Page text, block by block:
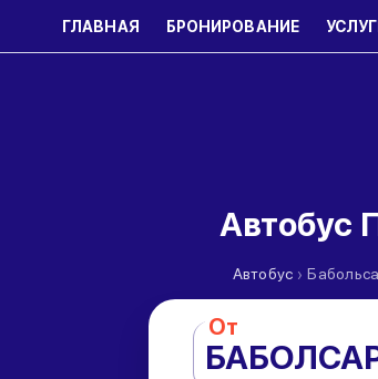
ГЛАВНАЯ БРОНИРОВАНИЕ
Автобус
Автобус ›
От